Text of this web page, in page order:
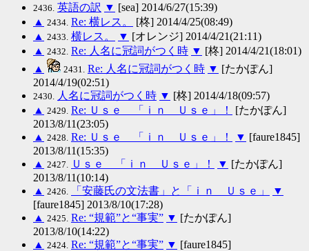
2436. 英語の訳 ▼ [sea] 2014/6/27(15:39)
▲ 2434. Re: 横レス。
[柊] 2014/4/25(08:49)
▲ 2433. 横レス。 ▼ [オレンジ] 2014/4/21(21:11)
▲ 2432. Re: 人名に冠詞がつく時 ▼ [柊] 2014/4/21(18:01)
▲
2431. Re: 人名に冠詞がつく時 ▼ [たかぽん]
2014/4/19(02:51)
2430. 人名に冠詞がつく時 ▼ [柊] 2014/4/18(09:57)
▲ 2429. Re: Ｕｓｅ 「ｉｎ Ｕｓｅ」！
[たかぽん]
2013/8/11(23:05)
▲ 2428. Re: Ｕｓｅ 「ｉｎ Ｕｓｅ」！ ▼ [faure1845]
2013/8/11(15:35)
▲ 2427. Ｕｓｅ 「ｉｎ Ｕｓｅ」！ ▼ [たかぽん]
2013/8/11(10:14)
▲ 2426. 「安藤氏の文法書」と「ｉｎ Ｕｓｅ」
▼
[faure1845] 2013/8/10(17:28)
▲ 2425. Re: “規範”と“事実” ▼ [たかぽん]
2013/8/10(14:22)
▲ 2424. Re: “規範”と“事実” ▼ [faure1845]